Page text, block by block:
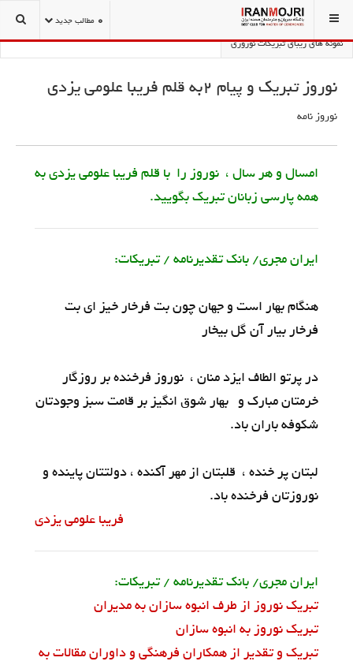
0 مطالب جدید شما اینجا هستید: 1001 نکته مجریگری و سخنوری
نمونه های زیبای تبریکات نوروزی
نوروز تبریک و پیام 2به قلم فریبا علومی یزدی
نوروز نامه
امسال و هر سال ، نوروز را با قلم فریبا علومی یزدی به
همه پارسی زبانان تبریک بگویید.
ایران مجری/ بانک تقدیرنامه / تبریکات:
هنگام بهار است و جهان چون بت فرخار خیز ای بت
فرخار بیار آن گل بیخار
در پرتو الطاف ایزد منان ، نوروز فرخنده بر روزگار
خرمتان مبارک و بهار شوق انگیز بر قامت سبز وجودتان
شکوفه باران باد.
لبتان پر خنده ، قلبتان از مهر آکنده ، دولتتان پاینده و
نوروزتان فرخنده باد.
فریبا علومی یزدی
ایران مجری/ بانک تقدیرنامه / تبریکات:
تبریک نوروز از طرف انبوه سازان به مدیران
تبریک نوروز به انبوه سازان
تبریک و تقدیر از همکاران فرهنگی و داوران مقالات به